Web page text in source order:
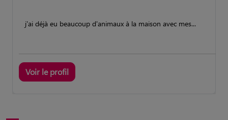
j'ai déjà eu beaucoup d'animaux à la maison avec mes...
Voir le profil